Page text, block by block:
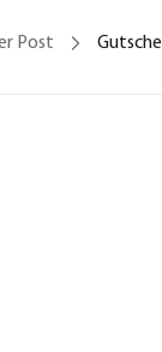
Post